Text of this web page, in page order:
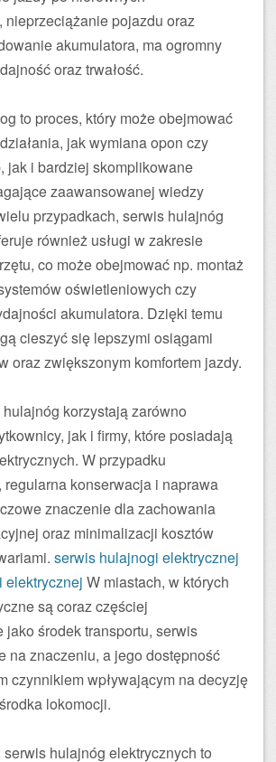
nieprzeciążanie pojazdu oraz
akumulatora, ma ogromny
oraz trwałość.
to proces, który może obejmować
jak wymiana opon czy
jak i bardziej skomplikowane
zaawansowanej wiedzy
przypadkach, serwis hulajnóg
również usługi w zakresie
co może obejmować np. montaż
oświetleniowych czy
akumulatora. Dzięki temu
cieszyć się lepszymi osiągami
oraz zwiększonym komfortem jazdy.
korzystają zarówno
jak i firmy, które posiadają
W przypadku
regularna konserwacja i naprawa
znaczenie dla zachowania
oraz minimalizacji kosztów
serwis hulajnogi elektrycznej
elektrycznej W miastach, w których
są coraz częściej
jako środek transportu, serwis
na znaczeniu, a jego dostępność
czynnikiem wpływającym na decyzję
lokomocji.
hulajnóg elektrycznych to